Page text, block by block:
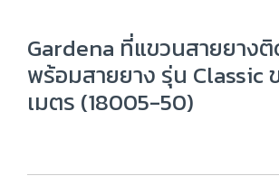
Gardena ที่แขวนสายยาง
พร้อมสายยาง รุ่น Classic
เมตร (18005-50)